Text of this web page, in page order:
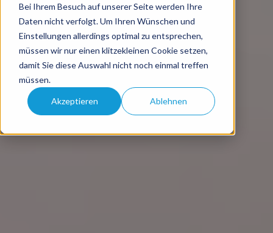
Bei Ihrem Besuch auf unserer Seite werden Ihre
Daten nicht verfolgt. Um Ihren Wünschen und
Einstellungen allerdings optimal zu entsprechen,
müssen wir nur einen klitzekleinen Cookie setzen,
damit Sie diese Auswahl nicht noch einmal treffen
müssen.
Akzeptieren Ablehnen